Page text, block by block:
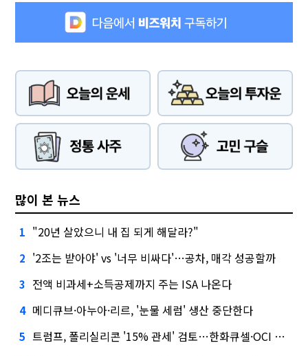
많이 본 뉴스
1 "20년 살았으니 내 집 되게 해달라?"
2 '2조는 받아야' vs '너무 비싸다'…공차, 매각 성공할까
3 전액 비과세+소득공제까지 주는 ISA 나온다
4 메디큐브·아누아·리르, '눈물 세럼' 생산 중단한다
5 트럼프, 폴리실리콘 '15% 관세' 검토…한화큐셀·OCI 영향은?